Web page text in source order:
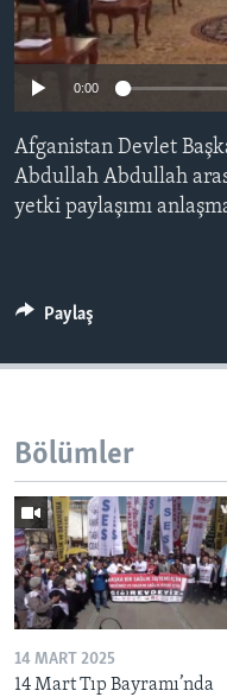
HAYATTAN
SANAT
BIZI TAKIP EDIN
0:00
Afganistan Devlet
Abdullah Abdullah
yetki paylaşımı
Paylaş
Bölümler
14 MART 2025
14 Mart Tıp Bayramı’nda